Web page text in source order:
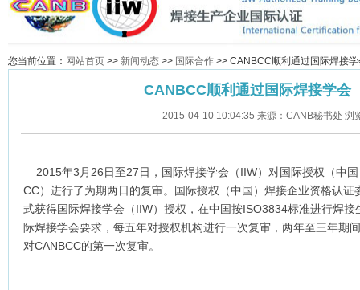
您当前位置： 网站首页 >> 新闻动态 >> 国际合作 >> CANBCC顺利通过国际焊接
CANBCC顺利通过国际焊接学会
2015-04-10 10:04:35 来源：CANB秘书处 浏
2015年3月26日至27日，国际焊接学会（IIW）对国际授权（中
CC）进行了为期两日的复审。国际授权（中国）焊接企业资格认
式获得国际焊接学会（IIW）授权，在中国按ISO3834标准进行焊
际焊接学会要求，每五年对授权机构进行一次复审，两年至三年期
对CANBCC的第一次复审。